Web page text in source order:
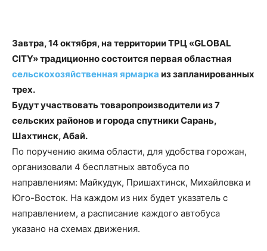
Завтра, 14 октября, на территории ТРЦ «GLOBAL
CITY» традиционно состоится первая областная
сельскохозяйственная ярмарка из запланированных
трех.
Будут участвовать товаропроизводители из 7
сельских районов и города спутники Сарань,
Шахтинск, Абай.
По поручению акима области, для удобства горожан,
организовали 4 бесплатных автобуса по
направлениям: Майкудук, Пришахтинск, Михайловка и
Юго-Восток. На каждом из них будет указатель с
направлением, а расписание каждого автобуса
указано на схемах движения.